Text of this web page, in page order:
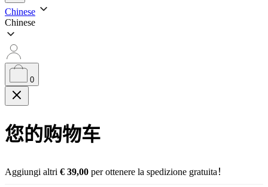
搜
索
Chinese
Chinese
0
您的购物车
Aggiungi altri € 39,00 per ottenere la spedizione gratuita！